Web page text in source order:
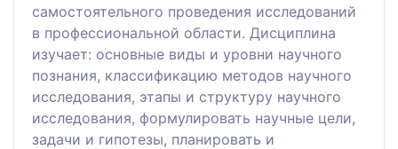
самостоятельного проведения исследований
в профессиональной области. Дисциплина
изучает: основные виды и уровни научного
познания, классификацию методов научного
исследования, этапы и структуру научного
исследования, формулировать научные цели,
задачи и гипотезы, планировать и